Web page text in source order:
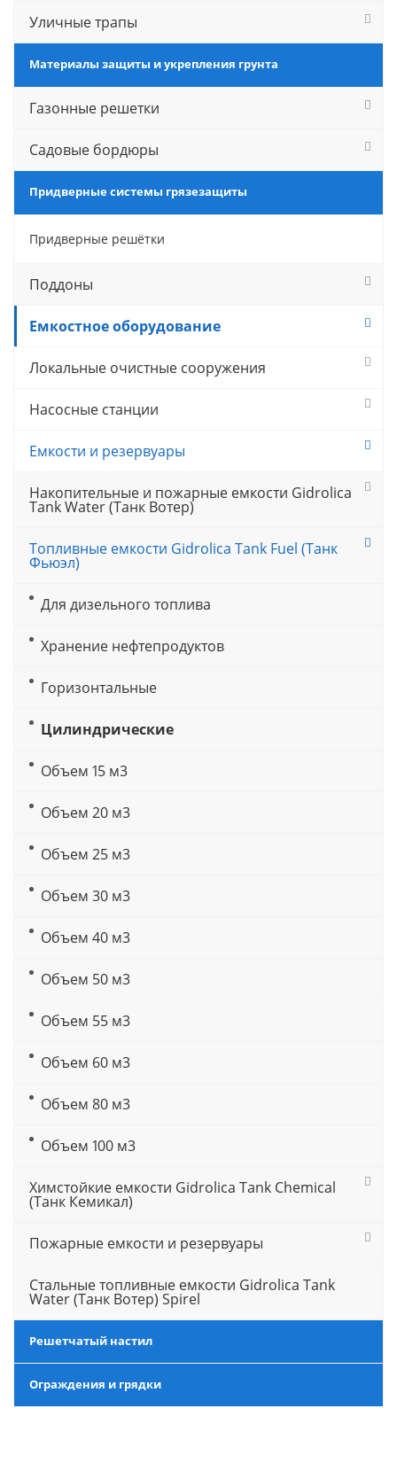
Уличные трапы
Материалы защиты и укрепления грунта
Газонные решетки
Садовые бордюры
Придверные системы грязезащиты
Придверные решётки
Поддоны
Емкостное оборудование
Локальные очистные сооружения
Насосные станции
Емкости и резервуары
Накопительные и пожарные емкости Gidrolica
Tank Water (Танк Вотер)
Топливные емкости Gidrolica Tank Fuel (Танк
Фьюэл)
Для дизельного топлива
Хранение нефтепродуктов
Горизонтальные
Цилиндрические
Объем 15 м3
Объем 20 м3
Объем 25 м3
Объем 30 м3
Объем 40 м3
Объем 50 м3
Объем 55 м3
Объем 60 м3
Объем 80 м3
Объем 100 м3
Химстойкие емкости Gidrolica Tank Chemical
(Танк Кемикал)
Пожарные емкости и резервуары
Стальные топливные емкости Gidrolica Tank
Water (Танк Вотер) Spirel
Решетчатый настил
Ограждения и грядки